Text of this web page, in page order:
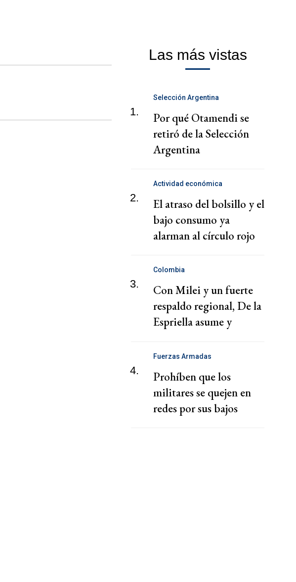
Las más vistas
1.
Selección Argentina
Por qué Otamendi se
retiró de la Selección
Argentina
2.
Actividad económica
El atraso del bolsillo y el
bajo consumo ya
alarman al círculo rojo
3.
Colombia
Con Milei y un fuerte
respaldo regional, De la
Espriella asume y
4.
Fuerzas Armadas
Prohíben que los
militares se quejen en
redes por sus bajos